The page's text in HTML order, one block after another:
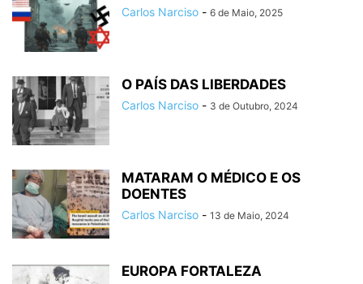
Carlos Narciso - 6 de Maio, 2025
O PAÍS DAS LIBERDADES
Carlos Narciso - 3 de Outubro, 2024
MATARAM O MÉDICO E OS
DOENTES
Carlos Narciso - 13 de Maio, 2024
EUROPA FORTALEZA